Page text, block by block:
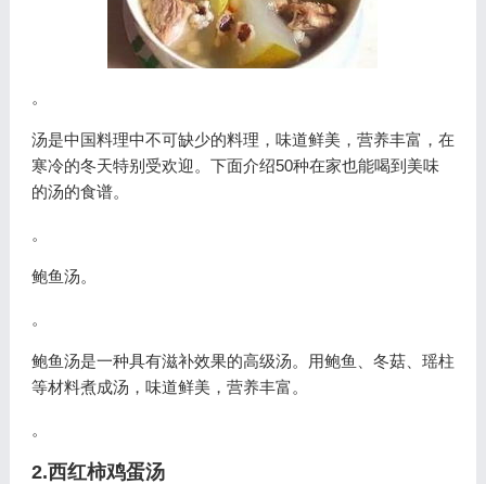
。
汤是中国料理中不可缺少的料理，味道鲜美，营养丰富，在
寒冷的冬天特别受欢迎。下面介绍50种在家也能喝到美味
的汤的食谱。
。
鲍鱼汤。
。
鲍鱼汤是一种具有滋补效果的高级汤。用鲍鱼、冬菇、瑶柱
等材料煮成汤，味道鲜美，营养丰富。
。
2.西红柿鸡蛋汤